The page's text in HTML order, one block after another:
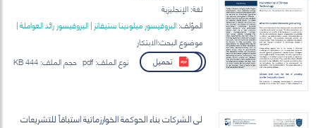
لغة: الإنجليزية
المؤلف: البروفيسور ميلودينا ستيفانز | البروفيسور رائد العواملة|
Professor Mark Esposito
موضوع البحث:الابتكار
تحميل
نوع الملف: حجم الملف:
لى الشركات بناء الحوكمة الخوارزماتية استباقاً للتشريعات